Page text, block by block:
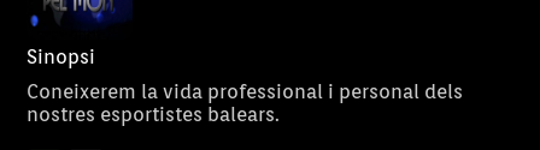
Sinopsi
Coneixerem la vida professional i personal dels
nostres esportistes balears.